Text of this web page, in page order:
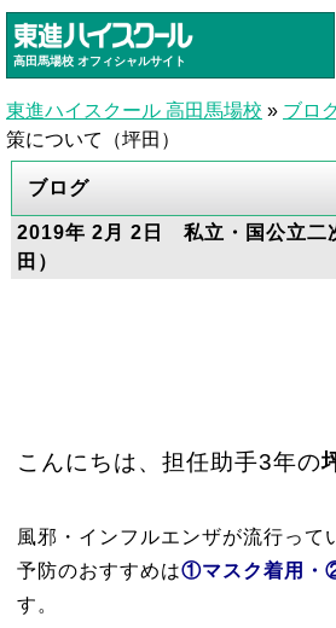
高田馬場校 オフィシャルサイト
東進ハイスクール 高田馬場校 » ブロ
策について（坪田）
ブログ
2019年 2月 2日 私立・国公立二
田）
こんにちは、担任助手3年の
風邪・インフルエンザが流行って
予防のおすすめは①マスク着用・
す。